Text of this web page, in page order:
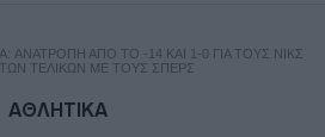
ΑΝΑΤΡΟΠΉ ΑΠΌ ΤΟ -14 ΚΑΙ 1-0 ΓΙΑ ΤΟΥΣ ΝΙΚΣ
ΤΩΝ ΤΕΛΙΚΏΝ ΜΕ ΤΟΥΣ ΣΠΕΡΣ
ΑΘΛΗΤΙΚΑ